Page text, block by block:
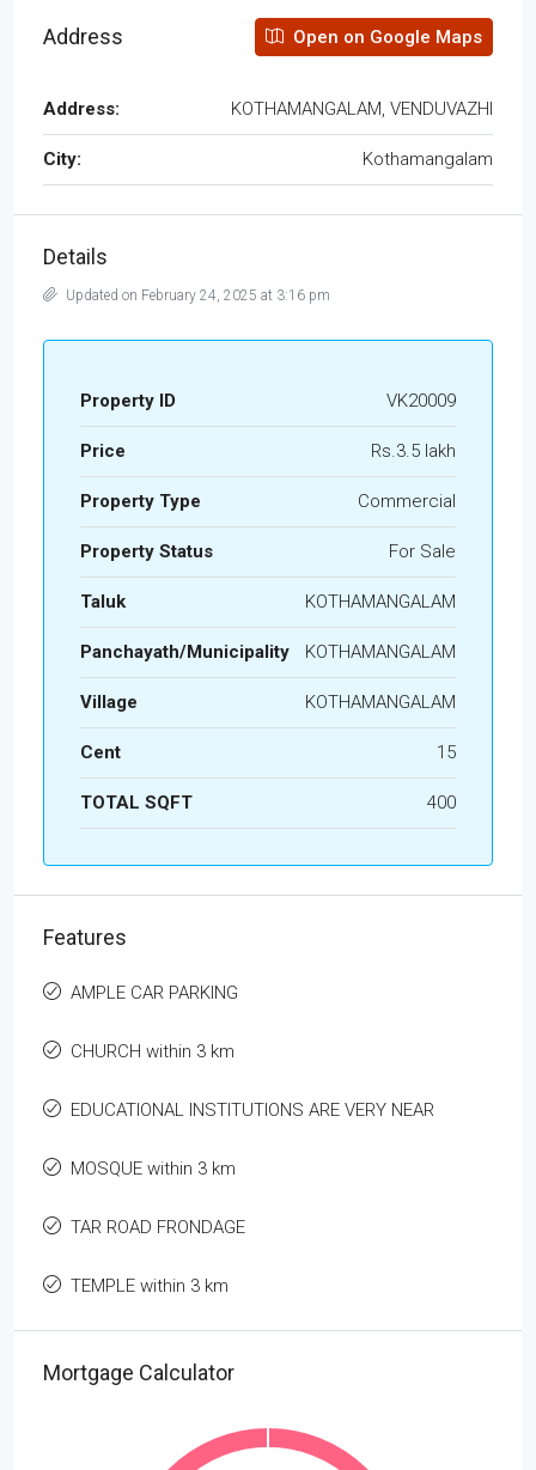
Address Open on Google Maps
Address: KOTHAMANGALAM, VENDUVAZHI
City: Kothamangalam
Details
Updated on February 24, 2025 at 3:16 pm
Property ID VK20009
Price Rs.3.5 lakh
Property Type Commercial
Property Status For Sale
Taluk KOTHAMANGALAM
Panchayath/Municipality KOTHAMANGALAM
Village KOTHAMANGALAM
Cent 15
TOTAL SQFT 400
Features
AMPLE CAR PARKING
CHURCH within 3 km
EDUCATIONAL INSTITUTIONS ARE VERY NEAR
MOSQUE within 3 km
TAR ROAD FRONDAGE
TEMPLE within 3 km
Mortgage Calculator